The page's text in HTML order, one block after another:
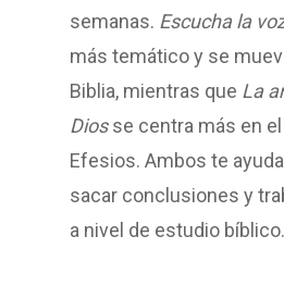
semanas. Escucha la
más temático y se
Biblia, mientras que La
Diosse centra más en el
Efesios. Ambos te
sacar conclusiones y
a nivel de estudio bíblico.